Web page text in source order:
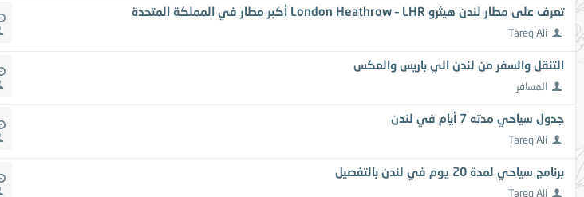
تعرف على مطار لندن هيثرو London Heathrow – LHR أكبر مطار في المملكة المتحدة
Tareq Ali
التنقل والسفر من لندن الي باريس والعكس
المسافر
جدول سياحي مدته 7 أيام في لندن
Tareq Ali
برنامج سياحي لمدة 20 يوم في لندن بالتفصيل
Tareq Ali